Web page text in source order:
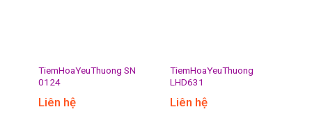
TiemHoaYeuThuong SN
0124
Liên hệ
TiemHoaYeuThuong
LHD631
Liên hệ